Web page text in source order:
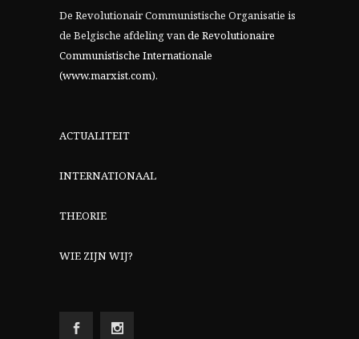
De Revolutionair Communistische Organisatie is
de Belgische afdeling vande Revolutionaire
Communistische Internationale
(www.marxist.com).
ACTUALITEIT
INTERNATIONAAL
THEORIE
WIE ZIJN WIJ?